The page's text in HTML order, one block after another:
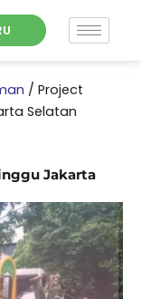
/ Project
Selatan
Jakarta